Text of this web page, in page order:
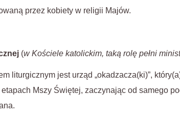
przez kobiety w religii Majów.
(w Kościele katolickim, taką rolę pełni
liturgicznym jest urząd „okadzacza(ki)”,
Mszy Świętej, zaczynając od samego